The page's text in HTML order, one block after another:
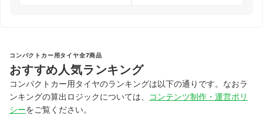
コンパクトカー用タイヤ全7商品
おすすめ人気ランキング
コンパクトカー用タイヤのランキングは以下の通りです。なおラ
ンキングの算出ロジックについては、
コンテンツ制作・運営ポリ
シーをご覧ください。